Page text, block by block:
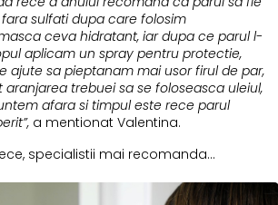
sulfati dupa care folosim
ceva hidratant, iar dupa ce parul l-
aplicam un spray pentru protectie,
ajute sa pieptanam mai usor firul de par,
trebuei sa se foloseasca uleiul,
afara si timpul este rece parul
a mentionat Valentina.
specialistii mai recomanda...